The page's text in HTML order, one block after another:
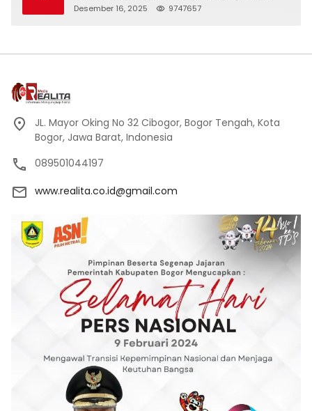
Desember 16, 2025 9747657
JL. Mayor Oking No 32 Cibogor, Bogor Tengah, Kota
Bogor, Jawa Barat, Indonesia
089501044197
www.realita.co.id@gmail.com